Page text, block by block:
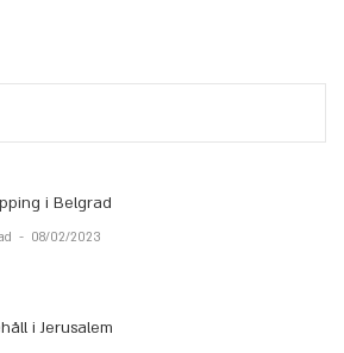
i Belgrad
- 08/02/2023
i Jerusalem